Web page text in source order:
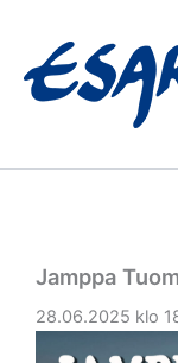
sisältöön
Jamppa
28.06.2025 klo